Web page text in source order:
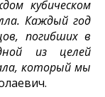
кубическом
Каждый год
погибших в
из целей
который мы